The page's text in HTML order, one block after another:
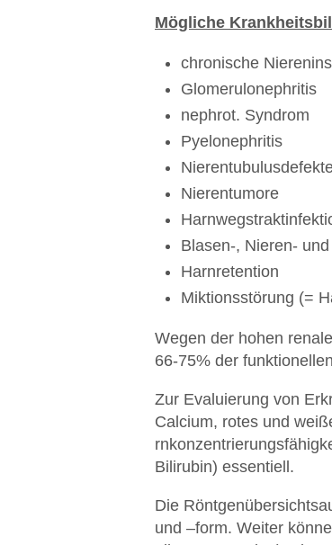
Mögliche
chronische
Glomerulonephritis
nephrot. Syndrom
Pyelonephritis
Nierentumore
Blasen-, Nieren-
Harnretention
Miktionsstörung (=
Wegen der hohen
66-75% der
Zur Evaluierung von
Calcium, rotes und
Bilirubin) essentiell.
Die
und –form. Weiter